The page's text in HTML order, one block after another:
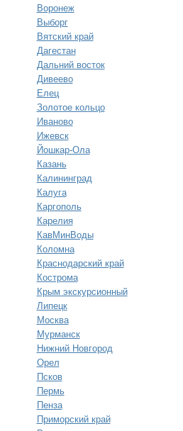
Воронеж
Выборг
Вятский край
Дагестан
Дальний восток
Дивеево
Елец
Золотое кольцо
Иваново
Ижевск
Йошкар-Ола
Казань
Калининград
Калуга
Каргополь
Карелия
КавМинВоды
Коломна
Краснодарский край
Кострома
Крым экскурсионный
Липецк
Москва
Мурманск
Нижний Новгород
Орел
Псков
Пермь
Пенза
Приморский край